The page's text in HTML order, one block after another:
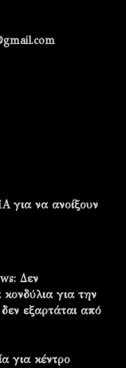
για να ανοίξουν
Δεν
για την
εξαρτάται από
για κέντρο